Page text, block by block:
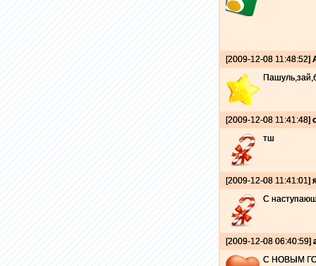
[2009-12-08 11:48:52]
[2009-12-08 11:41:48]
тш
[2009-12-08 11:41:01]
С
[2009-12-08 06:40:59]
С НОВЫМ